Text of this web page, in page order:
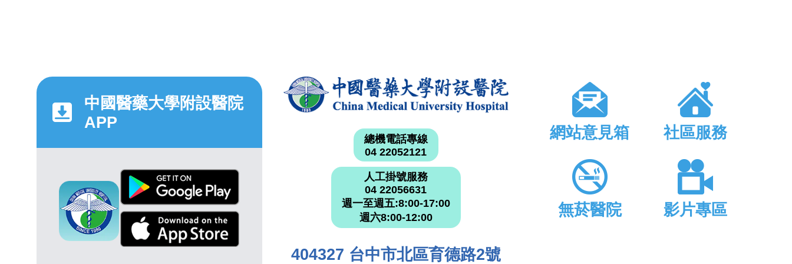
中國醫藥大學附設醫院
APP
總機電話專線
04 22052121
人工掛號服務
04 22056631
週一至週五:8:00-17:00
週六8:00-12:00
404327 台中市北區育德路2號
網站意見箱 社區服務
無菸醫院 影片專區